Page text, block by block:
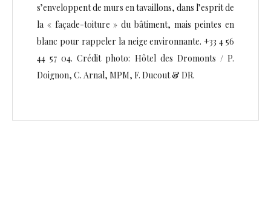
s’enveloppent de murs en tavaillons, dans l’esprit de
la « façade-toiture » du bâtiment, mais peintes en
blanc pour rappeler la neige environnante. +33 4 56
44 57 04. Crédit photo: Hôtel des Dromonts / P.
Doignon, C. Arnal, MPM, F. Ducout & DR.